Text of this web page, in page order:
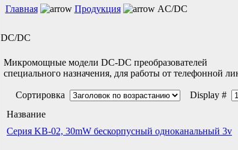
Главная Продукция AC/DC
DC/DC
Микромощные модели DC-DC преобразователей
специального назначения, для работы от телефонной
Сортировка
Display #
Название
Серия KB-02, 30mW бескорпусный одноканальный 3v